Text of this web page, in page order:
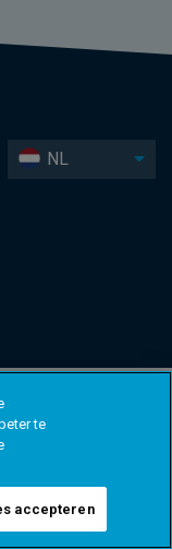
NL
te
accepteren